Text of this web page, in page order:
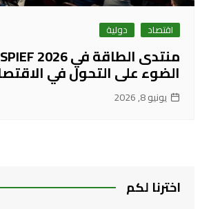
اقتصاد دولية
الضوء على التحول في
يونيو 8, 2026
اخترنا لكم